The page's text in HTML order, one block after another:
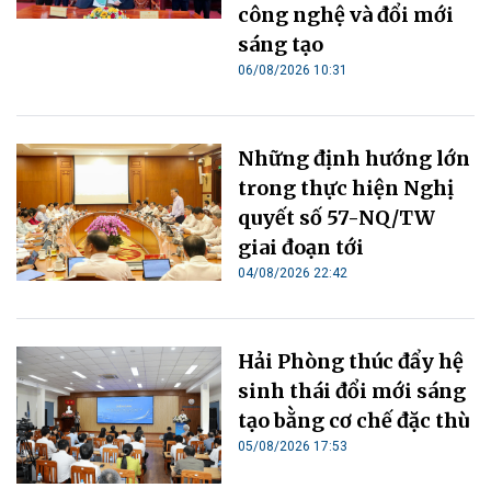
công nghệ và đổi mới
sáng tạo
06/08/2026 10:31
Những định hướng lớn
trong thực hiện Nghị
quyết số 57-NQ/TW
giai đoạn tới
04/08/2026 22:42
Hải Phòng thúc đẩy hệ
sinh thái đổi mới sáng
tạo bằng cơ chế đặc thù
05/08/2026 17:53